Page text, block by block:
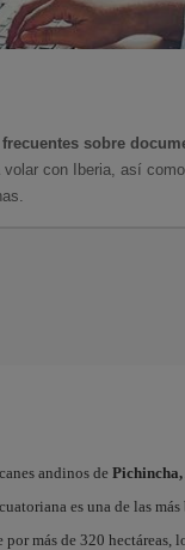
sobre
con Iberia, así
andinos de
es una de las
por más de 320 hectáreas,